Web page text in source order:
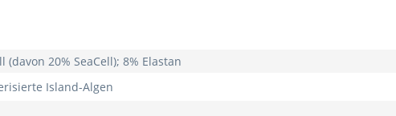
(davon 20% SeaCell); 8% Elastan
Island-Algen